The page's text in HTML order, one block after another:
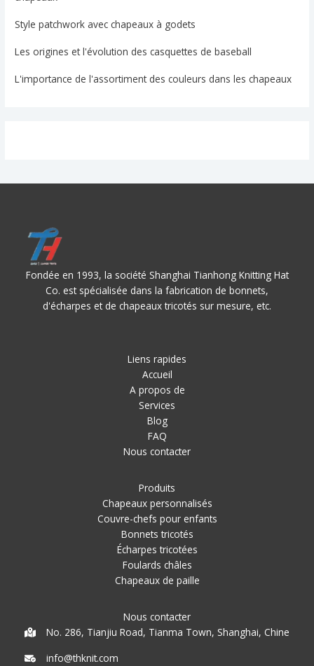
Style patchwork avec chapeaux à godets
Les origines et l'évolution des casquettes de baseball
L'importance de l'assortiment des couleurs dans les chapeaux
Fondée en 1993, la société Shanghai Tianhong Knitting Hat
Co. est spécialisée dans la fabrication de bonnets,
d'écharpes et de chapeaux tricotés sur mesure, etc.
Liens rapides
Accueil
A propos de
Services
Blog
FAQ
Nous contacter
Produits
Chapeaux personnalisés
Couvre-chefs pour enfants
Bonnets tricotés
Écharpes tricotées
Foulards châles
Chapeaux de paille
Nous contacter
No. 286, Tianjiu Road, Tianma Town, Shanghai, Chine
info@thknit.com